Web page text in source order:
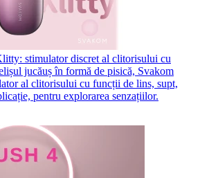
stimulator discret al clitorisului cu
jucăuș în formă de pisică, Svakom
al clitorisului cu funcții de lins, supt,
pentru explorarea senzațiilor.